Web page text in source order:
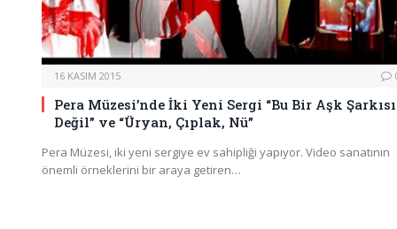
16 KASIM 2015
Pera Müzesi’nde İki Yeni Sergi “Bu Bir Aşk Şarkısı
Değil” ve “Üryan, Çıplak, Nü”
Pera Müzesi, iki yeni sergiye ev sahipliği yapıyor. Video sanatının
önemli örneklerini bir araya getiren…